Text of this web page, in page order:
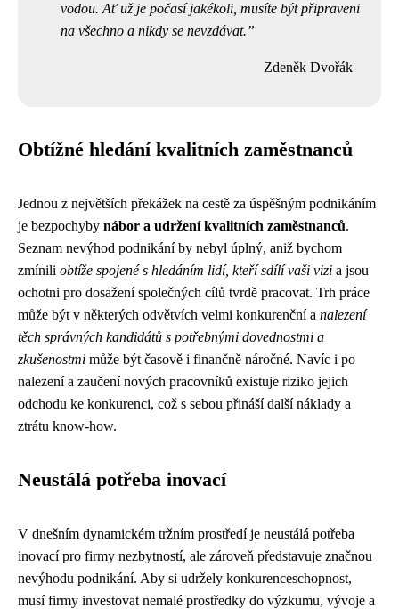
vodou. Ať už je počasí jakékoli, musíte být připraveni
na všechno a nikdy se nevzdávat.
Zdeněk Dvořák
Obtížné hledání kvalitních zaměstnanců
Jednou z největších překážek na cestě za úspěšným podnikáním
je bezpochyby nábor a udržení kvalitních zaměstnanců.
Seznam nevýhod podnikání by nebyl úplný, aniž bychom
zmínili obtíže spojené s hledáním lidí, kteří sdílí vaši vizi a jsou
ochotni pro dosažení společných cílů tvrdě pracovat. Trh práce
může být v některých odvětvích velmi konkurenční a nalezení
těch správných kandidátů s potřebnými dovednostmi a
zkušenostmi může být časově i finančně náročné. Navíc i po
nalezení a zaučení nových pracovníků existuje riziko jejich
odchodu ke konkurenci, což s sebou přináší další náklady a
ztrátu know-how.
Neustálá potřeba inovací
V dnešním dynamickém tržním prostředí je neustálá potřeba
inovací pro firmy nezbytností, ale zároveň představuje značnou
nevýhodu podnikání. Aby si udržely konkurenceschopnost,
musí firmy investovat nemalé prostředky do výzkumu, vývoje a